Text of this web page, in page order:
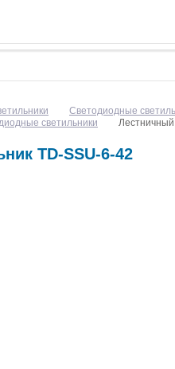
Светодиодные
светильники
Лестничный
TD-SSU-6-42